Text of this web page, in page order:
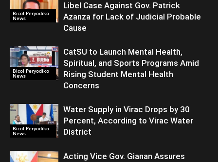
Bicol Peryodiko
News
Libel Case Against Gov. Patrick
Azanza for Lack of Judicial Probable
Cause
Bicol Peryodiko
News
CatSU to Launch Mental Health,
Spiritual, and Sports Programs Amid
Rising Student Mental Health
Concerns
Bicol Peryodiko
News
Water Supply in Virac Drops by 30
Percent, According to Virac Water
District
Acting Vice Gov. Gianan Assures